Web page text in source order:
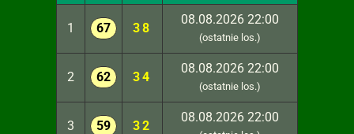
1 67 38
08.08.2026 22:00
(ostatnie los.)
2 62 34
08.08.2026 22:00
(ostatnie los.)
3 59 32
08.08.2026 22:00